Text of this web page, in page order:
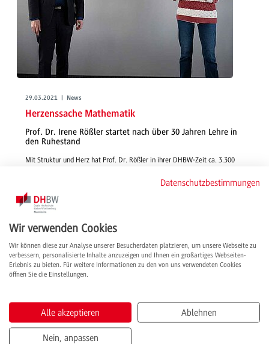
29.03.2021 | News
Herzenssache Mathematik
Prof. Dr. Irene Rößler startet nach über 30 Jahren Lehre in
den Ruhestand
Mit Struktur und Herz hat Prof. Dr. Rößler in ihrer DHBW-Zeit ca. 3.300
Leidenschaft noch im Ruhestand ausleben zu können, bleibt sie der
Hochschule als Dozentin erhalten – ein Blick ins Interview verrät, warum.
weiterlesen
Datenschutzbestimmungen
Wir verwenden Cookies
Wir können diese zur Analyse unserer Besucherdaten platzieren, um unsere Webseite zu
verbessern, personalisierte Inhalte anzuzeigen und Ihnen ein großartiges Webseiten-
Erlebnis zu bieten. Für weitere Informationen zu den von uns verwendeten Cookies
öffnen Sie die Einstellungen.
Alle akzeptieren Ablehnen
Nein, anpassen